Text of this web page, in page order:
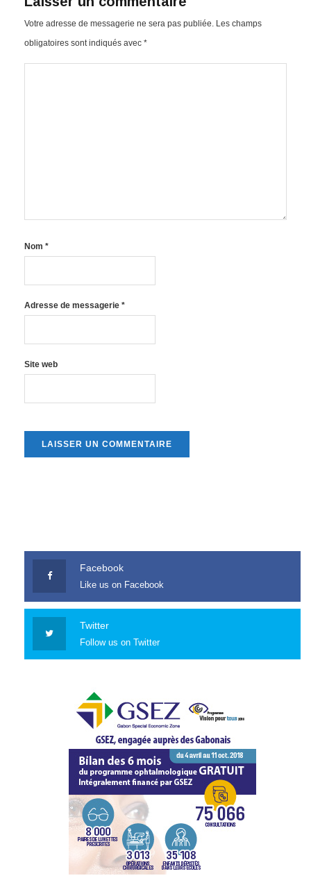
Votre adresse de messagerie ne sera pas publiée. Les champs
obligatoires sont indiqués avec *
Nom *
Adresse de messagerie *
Site web
Facebook
Like us on Facebook
Twitter
Follow us on Twitter